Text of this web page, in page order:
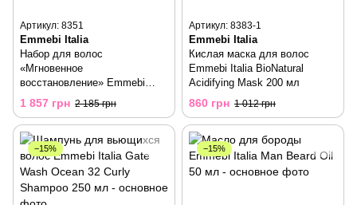
Артикул: 8351
Emmebi Italia
Набор для волос
«Мгновенное
восстановление» Emmebi
Italia Beauty Experience Nutry
1 857 грн 2 185 грн
Артикул: 8383-1
Emmebi Italia
Кислая маска для волос
Emmebi Italia BioNatural
Acidifying Mask 200 мл
860 грн 1 012 грн
−15% −15%